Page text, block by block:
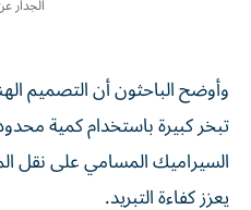
الجدار
وأوضح الباحثون أن التصميم
تبخر كبيرة باستخدام كمية
السيراميك المسامي على نقل
يعزز كفاءة التبريد.